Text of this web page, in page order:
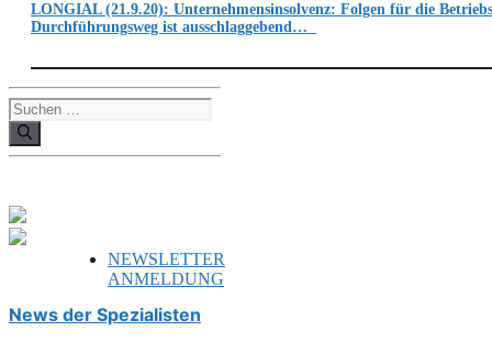
LONGIAL (21.9.20): Unternehmensinsolvenz: Folgen für die
Durchführungsweg ist ausschlaggebend…
Suchen
nach:
NEWSLETTER
ANMELDUNG
News der Spezialisten